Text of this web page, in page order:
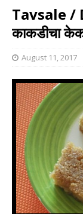
Tavsale /
काकडीचा
August 11, 2017